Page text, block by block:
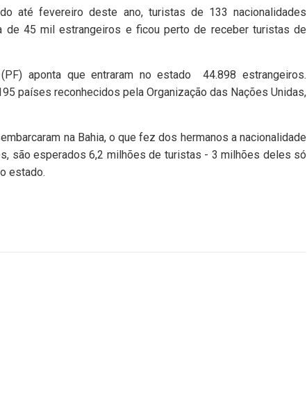
até fevereiro deste ano, turistas de 133 nacionalidades
de 45 mil estrangeiros e ficou perto de receber turistas de
aponta que entraram no estado 44.898 estrangeiros.
países reconhecidos pela Organização das Nações Unidas,
na Bahia, o que fez dos hermanos a nacionalidade
são esperados 6,2 milhões de turistas - 3 milhões deles só
estado.